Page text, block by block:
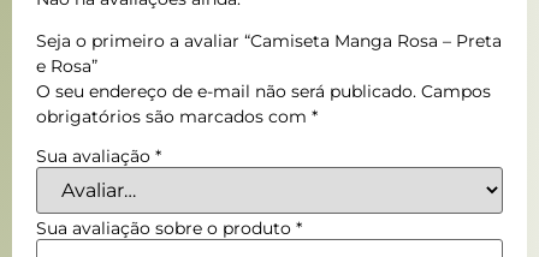
Seja o primeiro a avaliar “Camiseta Manga Rosa – Preta
e Rosa”
O seu endereço de e-mail não será publicado. Campos
obrigatórios são marcados com *
Sua avaliação *
Sua avaliação sobre o produto *